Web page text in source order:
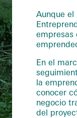
Aunque el
empresas
En el
la
conocer
negocio
del